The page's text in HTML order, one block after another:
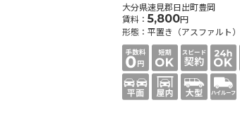
大分県速見郡日出町豊岡
賃料：5,800円
形態：平置き（アスファルト）